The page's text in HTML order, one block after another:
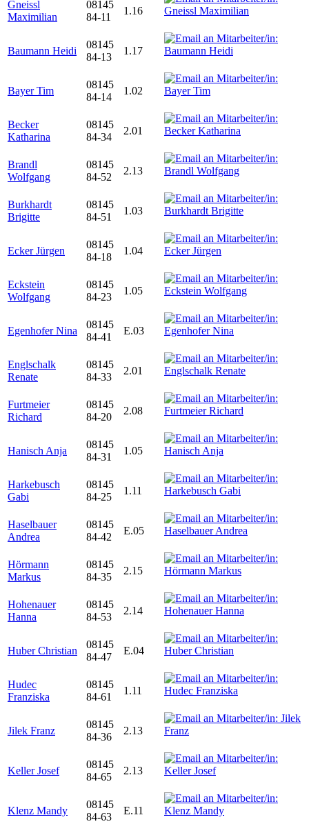
Gneissl
Maximilian
08145
84-11
1.16
Baumann Heidi
08145
84-13
1.17
Bayer Tim
08145
84-14
1.02
Becker
Katharina
08145
84-34
2.01
Brandl
Wolfgang
08145
84-52
2.13
Burkhardt
Brigitte
08145
84-51
1.03
Ecker Jürgen
08145
84-18
1.04
Eckstein
Wolfgang
08145
84-23
1.05
Egenhofer Nina
08145
84-41
E.03
Englschalk
Renate
08145
84-33
2.01
Furtmeier
Richard
08145
84-20
2.08
Hanisch Anja
08145
84-31
1.05
Harkebusch
Gabi
08145
84-25
1.11
Haselbauer
Andrea
08145
84-42
E.05
Hörmann
Markus
08145
84-35
2.15
Hohenauer
Hanna
08145
84-53
2.14
Huber Christian
08145
84-47
E.04
Hudec
Franziska
08145
84-61
1.11
Jilek Franz
08145
84-36
2.13
Keller Josef
08145
84-65
2.13
Klenz Mandy
08145
84-63
E.11